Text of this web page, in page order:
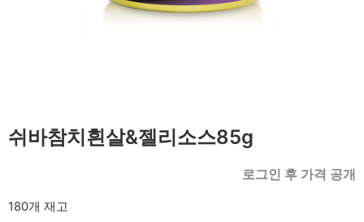
쉬바참치흰살&젤리소스85g
로그인 후 가격 공개
180개 재고